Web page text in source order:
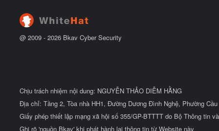
@ 2009 - 2026 Bkav Cyber Security
Chịu trách nhiệm nội dung: NGUYỄN THẢO DIỄM HẰNG
Địa chỉ: Tầng 2, Tòa nhà HH1, Đường Dương Đình Nghệ, Phường
Giấy phép thiết lập mạng xã hội số 355/GP-BTTTT do Bộ Thông tin
Ghi rõ 'nguồn Bkav' khi phát hành lại thông tin từ Website này